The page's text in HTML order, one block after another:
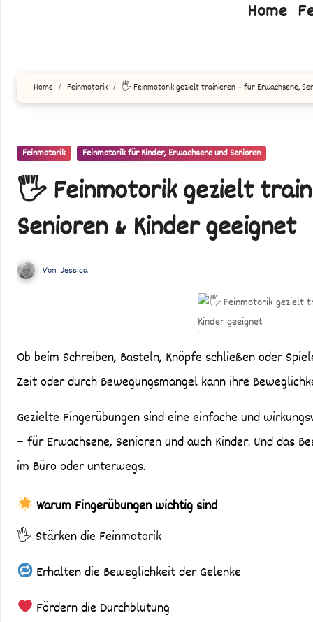
Home
Home Feinmotorik 🖐️ Feinmotorik gezielt trainieren – für Erwachsene,
Feinmotorik Feinmotorik für Kinder, Erwachsene und Senioren
🖐️ Feinmotorik gezielt
Senioren & Kinder geeignet
Von Jessica
Ob beim Schreiben, Basteln, Knöpfe schließen oder Spielen – unsere Finger sind täglich im Dauereinsatz. Doch mit der
Zeit oder durch Bewegungsmangel kann ihre
Gezielte Fingerübungen sind eine einfache und
– für Erwachsene, Senioren und auch Kinder. Und das
im Büro oder unterwegs.
Warum Fingerübungen wichtig sind
🖐️ Stärken die Feinmotorik
Erhalten die Beweglichkeit der Gelenke
Fördern die Durchblutung